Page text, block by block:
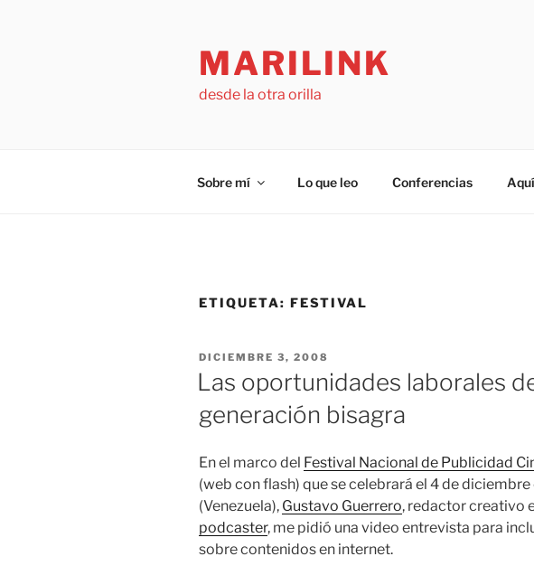
MARILINK
desde la otra orilla
Sobre mí Lo que leo Conferencias
ETIQUETA: FESTIVAL
PUBLICADO
EL
DICIEMBRE 3, 2008
Las oportunidades laborales
generación bisagra
En el marco del Festival Nacional de Publicidad
(web con flash) que se celebrará el 4 de
(Venezuela), Gustavo Guerrero, redactor creativo
podcaster, me pidió una video entrevista para
sobre contenidos en internet.